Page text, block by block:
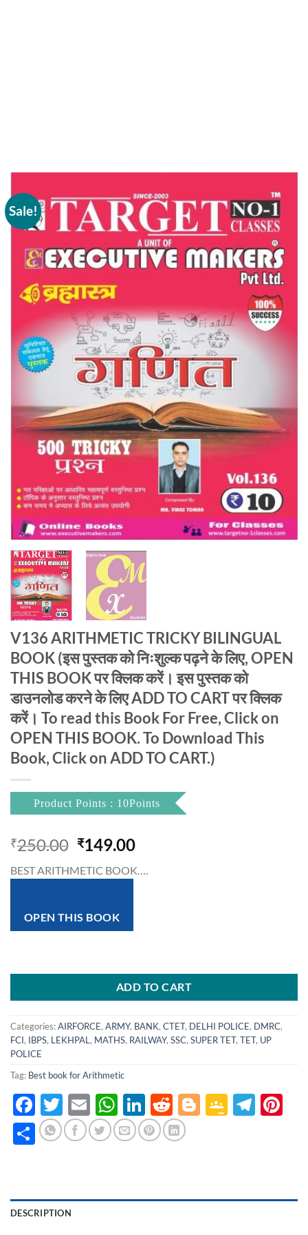
Sale!
V136 ARITHMETIC TRICKY BILINGUAL
BOOK (इस पुस्तक को निःशुल्क पढ़ने के लिए, OPEN
THIS BOOK पर क्लिक करें। इस पुस्तक को
डाउनलोड करने के लिए ADD TO CART पर क्लिक
करें। To read this Book For Free, Click on
OPEN THIS BOOK. To Download This
Book, Click on ADD TO CART.)
Product Points : 10Points
₹250.00 Original
was:
₹149.00Current
is:
BEST ARITHMETIC BOOK….
OPEN THIS BOOK
ADD TO CART
Categories:AIRFORCE, ARMY, BANK, CTET, DELHI POLICE, DMRC,
FCI, IBPS, LEKHPAL , MATHS, RAILWAY, SSC, SUPER TET, TET, UP
POLICE
Tag: Best book for Arithmetic
Facebook
Twitter
EmailWhatsApp
LinkedIn
Reddit
Blogger
Google
Share
DESCRIPTION